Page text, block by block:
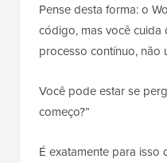
Pense desta forma: o
código, mas você cuida
processo contínuo, não
Você pode estar se
começo?”
É exatamente para isso